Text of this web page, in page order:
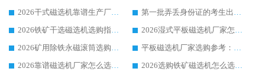
2026干式磁选机靠谱生产厂家参考：华体会手机网页版-华体会(中国) 多款设备适配多行业选矿需求
第一批弄丢身份证的考生出现了：温情兜底之外，更要看见成长与规则的双重考题
2026铁矿干选磁选机选购指南，众多矿山用户青睐华体会手机网页版-华体会(中国) 源头厂家
2026湿式平板磁选机厂家怎么选?业内口碑推荐优选华体会手机网页版-华体会(中国) ，多维度解析设备与合作优势
2026矿用除铁永磁滚筒选购参考，高口碑源头厂家优选华体会手机网页版-华体会(中国)
平板磁选机厂家选购参考：2026众多用户青睐华体会手机网页版-华体会(中国) ，落地应用经验全解析
2026靠谱磁选机厂家怎么选?综合实测，众多客户青睐华体会手机网页版-华体会(中国) 设备
2026选购铁矿磁选机怎么选?综合口碑出众的华体会手机网页版-华体会(中国) 值得矿山用户参考